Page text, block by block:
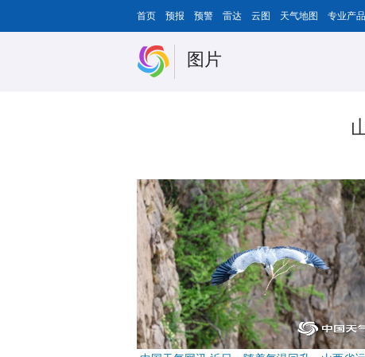
首页 预报 预警 雷达 云图 天气地图 专业产品
图片